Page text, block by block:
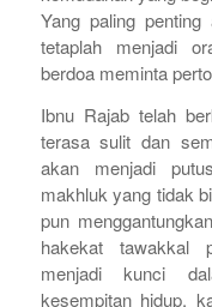
Yang paling
tetaplah menjadi
berdoa meminta
Ibnu Rajab telah
terasa sulit dan
akan menjadi
makhluk yang tidak
pun
hakekat tawakkal
menjadi kunci
kesempitan hidup,